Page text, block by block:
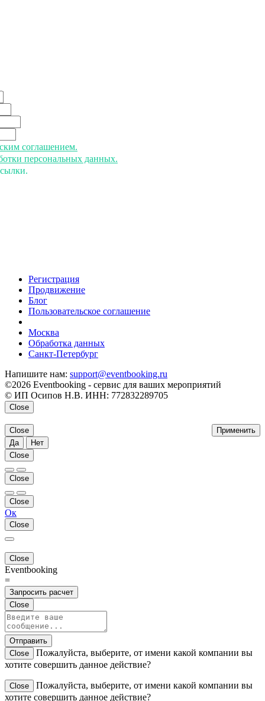
соглашением.
персональных данных.
Регистрация
Продвижение
Блог
Пользовательское соглашение
Москва
Обработка данных
Санкт-Петербург
Напишите нам: support@eventbooking.ru
©2026 Eventbooking - сервис для ваших мероприятий
© ИП Осипов Н.В. ИНН: 772832289705
Close
Применить
Close
Да
Нет
Close
Close
Close
Ок
Close
Close
Eventbooking
=
Запросить расчет
Close
Отправить
Close
Пожалуйста, выберите, от имени какой компании вы
хотите совершить данное действие?
Close
Пожалуйста, выберите, от имени какой компании вы
хотите совершить данное действие?